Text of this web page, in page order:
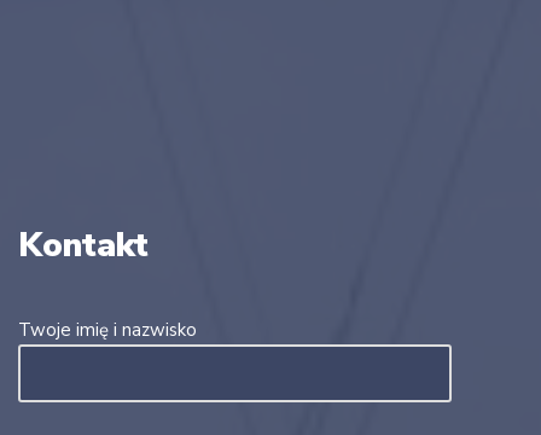
Kontakt
Twoje imię i nazwisko